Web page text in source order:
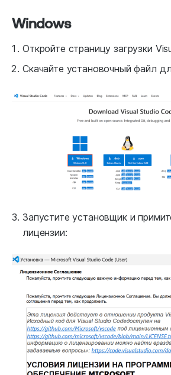
Windows
Откройте страницу загрузки
Скачайте установочный файл
Запустите установщик и
лицензии: